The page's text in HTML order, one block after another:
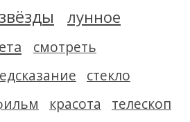
звёзды лунное
смотреть
стекло
красота
телескоп